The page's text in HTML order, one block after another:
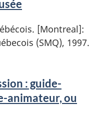
[Montreal]:
(SMQ), 1997.
: guide-
animateur, ou